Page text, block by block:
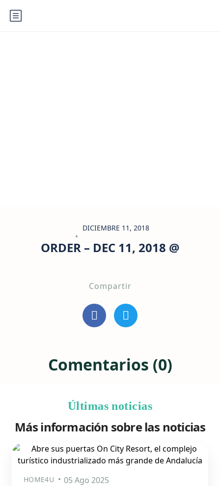
DICIEMBRE 11, 2018
ORDER – DEC 11, 2018 @
Compartir
Comentarios (0)
Últimas noticias
Más información sobre las noticias
HOME4U 05 Ago 2025